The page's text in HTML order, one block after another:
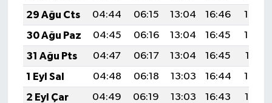
29 Ağu Cts
04:44 06:15 13:04 16:46
19:44
30 Ağu Paz
04:45 06:16 13:04 16:45
19:42
31 Ağu Pts
04:47 06:17 13:04 16:45
19:41
1 Eyl Sal
04:48 06:18 13:03 16:44
19:39
2 Eyl Çar
04:49 06:19 13:03 16:43
19:37